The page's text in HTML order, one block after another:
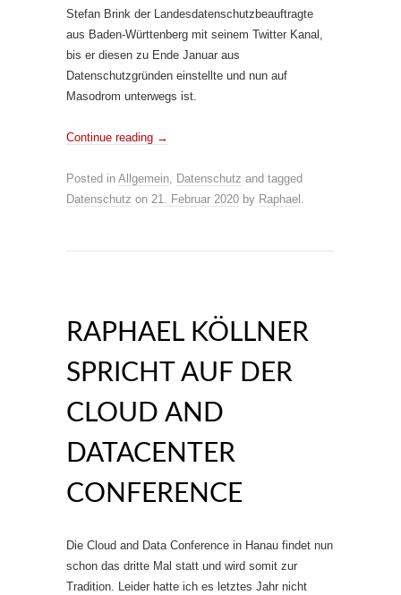
Stefan Brink der Landesdatenschutzbeauftragte
aus Baden-Württenberg mit seinem Twitter Kanal,
bis er diesen zu Ende Januar aus
Datenschutzgründen einstellte und nun auf
Masodrom unterwegs ist.
Continue reading →
Posted in Allgemein, Datenschutz and tagged
Datenschutz on 21. Februar 2020 by Raphael .
RAPHAEL KÖLLNER
SPRICHT AUF DER
CLOUD AND
DATACENTER
CONFERENCE
Die Cloud and Data Conference in Hanau findet nun
schon das dritte Mal statt und wird somit zur
Tradition. Leider hatte ich es letztes Jahr nicht